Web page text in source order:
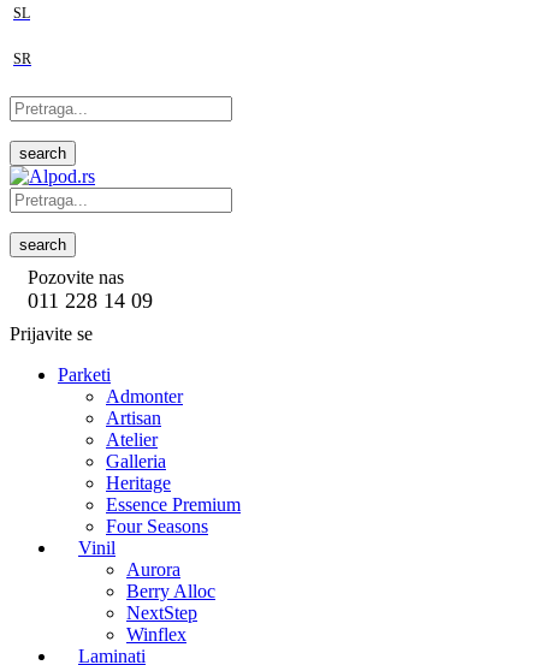
SL
SR
search
search
Pozovite nas
011 228 14 09
Prijavite se
Parketi
Admonter
Artisan
Atelier
Galleria
Heritage
Essence Premium
Four Seasons
Vinil
Aurora
Berry Alloc
NextStep
Winflex
Laminati